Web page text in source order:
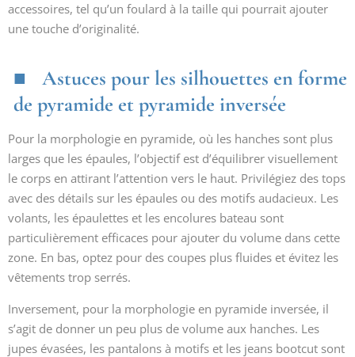
accessoires, tel qu’un foulard à la taille qui pourrait ajouter
une touche d’originalité.
Astuces pour les silhouettes en forme
de pyramide et pyramide inversée
Pour la morphologie en pyramide, où les hanches sont plus
larges que les épaules, l’objectif est d’équilibrer visuellement
le corps en attirant l’attention vers le haut. Privilégiez des tops
avec des détails sur les épaules ou des motifs audacieux. Les
volants, les épaulettes et les encolures bateau sont
particulièrement efficaces pour ajouter du volume dans cette
zone. En bas, optez pour des coupes plus fluides et évitez les
vêtements trop serrés.
Inversement, pour la morphologie en pyramide inversée, il
s’agit de donner un peu plus de volume aux hanches. Les
jupes évasées, les pantalons à motifs et les jeans bootcut sont